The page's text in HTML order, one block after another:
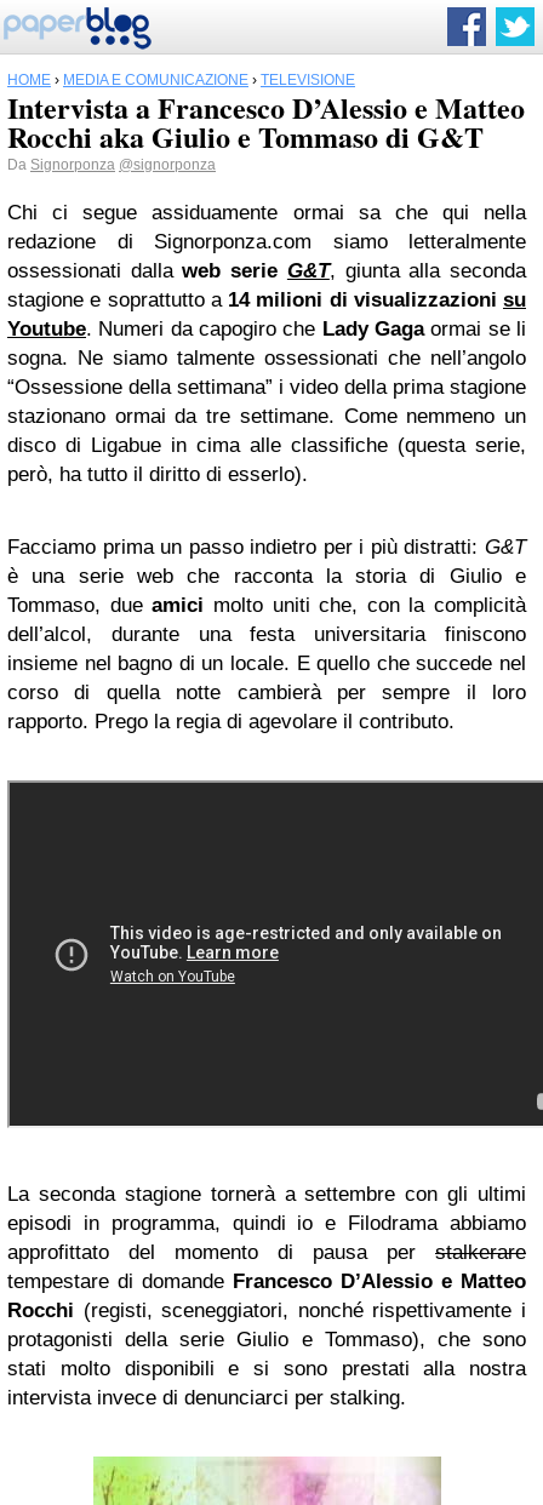
HOME › MEDIA E COMUNICAZIONE › TELEVISIONE
Intervista a Francesco D’Alessio e Matteo
Rocchi aka Giulio e Tommaso di G&T
Da Signorponza @signorponza
Chi ci segue assiduamente ormai sa che qui nella
redazione di Signorponza.com siamo letteralmente
ossessionati dallaweb serie G&T, giunta alla seconda
stagione e soprattutto a 14 milioni di visualizzazioni su
Youtube. Numeri da capogiro che Lady Gagaormai se li
sogna. Ne siamo talmente ossessionati che nell’angolo
“Ossessione della settimana” i video della prima stagione
stazionano ormai da tre settimane. Come nemmeno un
disco di Ligabue in cima alle classifiche (questa serie,
però, ha tutto il diritto di esserlo).
Facciamo prima un passo indietro per i più distratti: G&T
è una serie web che racconta la storia di Giulio e
Tommaso, dueamici molto uniti che, con la complicità
dell’alcol, durante una festa universitaria finiscono
insieme nel bagno di un locale. E quello che succede nel
corso di quella notte cambierà per sempre il loro
rapporto. Prego la regia di agevolare il contributo.
La seconda stagione tornerà a settembre con gli ultimi
episodi in programma, quindi io e Filodrama abbiamo
approfittato del momento di pausa per stalkerare
tempestare di domande Francesco D’Alessio e Matteo
Rocchi (registi, sceneggiatori, nonché rispettivamente i
protagonisti della serie Giulio e Tommaso), che sono
stati molto disponibili e si sono prestati alla nostra
intervista invece di denunciarci per stalking.